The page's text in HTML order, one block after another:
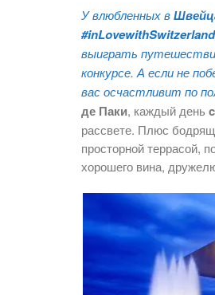
У влюбленных в
#inLovewithSwitzerland
выиграть
конкурсе. А если не
вас осчастливит по
де Паки, каждый день
рассвете. Плюс
просторной террасой,
хорошего вина,